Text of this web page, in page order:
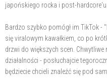
japońskiego rocka i post-hardcore'u.
Bardzo szybko pomógł im TikTok -
się viralowym kawałkiem, co po
drzwi do większych scen.
działalności - posłuchajcie
będziecie chcieli znaleźć się pod